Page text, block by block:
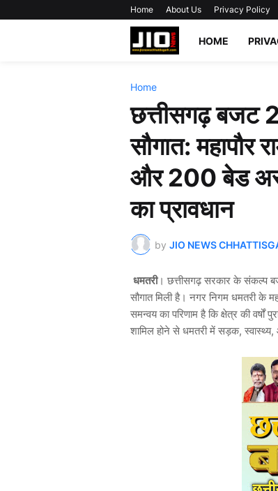
Home About Us Privacy Policy
HOME
Home
छत्तीसगढ़ बजट
सौगात: महापौर
और 200 बेड
का प्रावधान
by JIO NEWS
धमतरी। छत्तीसगढ़ सरकार के संकल्प बजट
सौगात मिली है। नगर निगम धमतरी के
समन्वय का परिणाम है कि क्षेत्र की वर्षों
शामिल होने से धमतरी में सड़क, स्वास्थ्य,